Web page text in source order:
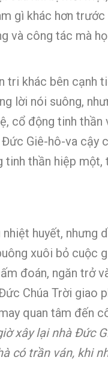
gì khác hơn
và công tác mà
khác bên cạnh
lời nói suông,
cổ động tinh
Giê-hô-va
tinh thần hiệp
huyết, nhưng
xuôi bỏ cuộc
đoán, ngăn trở
Chúa Trời giao
quan tâm đến
xây lại nhà Đức
có trần ván, khi